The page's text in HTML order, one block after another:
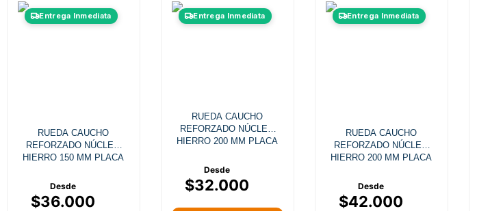
Entrega Inmediata
RUEDA CAUCHO
REFORZADO NÚCLEO
HIERRO 150 MM PLACA
$36.000
Entrega Inmediata
RUEDA CAUCHO
REFORZADO NÚCLEO
HIERRO 200 MM PLACA
$32.000
Entrega Inmediata
RUEDA CAUCHO
REFORZADO NÚCLEO
HIERRO 200 MM PLACA
$42.000